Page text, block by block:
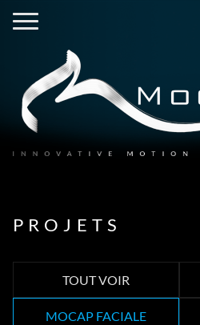
PROJETS
TOUT VOIR
MOCAP FACIALE